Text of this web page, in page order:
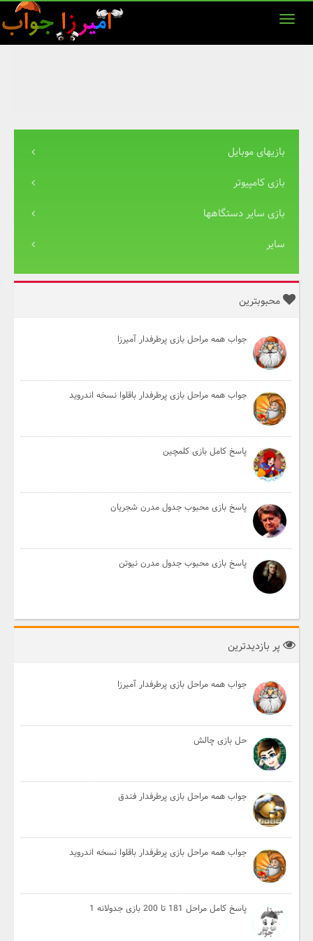
بازیهای موبایل
بازی کامپیوتر
بازی سایر دستگاهها
سایر
محبوبترین
جواب همه مراحل بازی پرطرفدار آمیرزا
جواب همه مراحل بازی پرطرفدار باقلوا نسخه اندروید
پاسخ کامل بازی کلمچین
پاسخ بازی محبوب جدول مدرن شجریان
پاسخ بازی محبوب جدول مدرن نیوتن
پر بازدیدترین
جواب همه مراحل بازی پرطرفدار آمیرزا
حل بازی چالش
جواب همه مراحل بازی پرطرفدار فندق
جواب همه مراحل بازی پرطرفدار باقلوا نسخه اندروید
پاسخ کامل مراحل 181 تا 200 بازی جدولانه 1